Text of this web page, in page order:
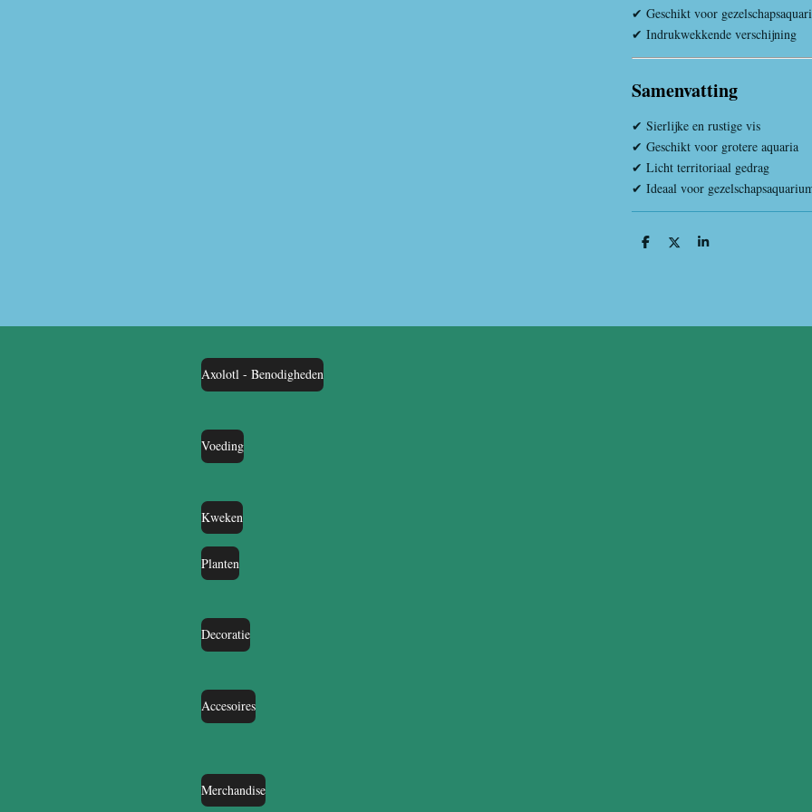
✔ Geschikt voor
✔ Indrukwekkende verschijning
Samenvatting
✔ Sierlijke en rustige vis
✔ Geschikt voor grotere aquaria
✔ Licht territoriaal gedrag
✔ Ideaal voor
D
D
S
Axolotl - Benodigheden
Voeding
Kweken
Planten
Decoratie
Accesoires
Merchandise